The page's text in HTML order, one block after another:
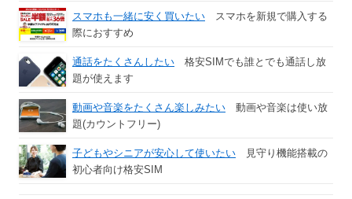
スマホも一緒に安く買いたい スマホを新規で購入する
際におすすめ
通話をたくさんしたい 格安SIMでも誰とでも通話し放
題が使えます
動画や音楽をたくさん楽しみたい 動画や音楽は使い放
題(カウントフリー)
子どもやシニアが安心して使いたい 見守り機能搭載の
初心者向け格安SIM